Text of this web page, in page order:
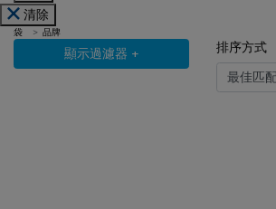
清除
袋 品牌
顯示過濾器 + 排序方式